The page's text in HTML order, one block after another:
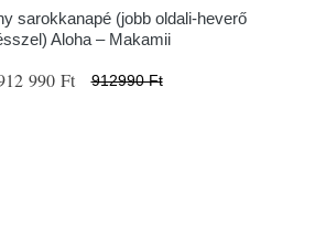
sarokkanapé (jobb oldali-heverő
Aloha – Makamii
990 Ft 912990 Ft